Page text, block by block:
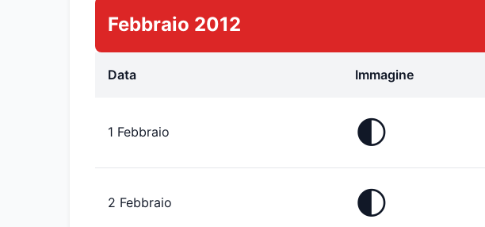
Febbraio 2012
Data Immagine
1 Febbraio 🌓
2 Febbraio 🌓